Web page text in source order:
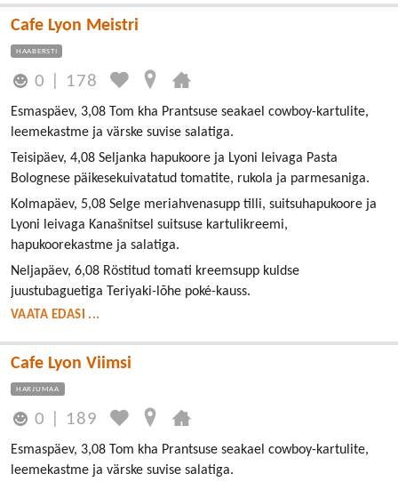
Cafe Lyon Meistri
HAABERSTI
0 178
Esmaspäev, 3,08 Tom kha Prantsuse seakael cowboy-kartulite,
leemekastme ja värske suvise salatiga.
Teisipäev, 4,08 Seljanka hapukoore ja Lyoni leivaga Pasta
Bolognese päikesekuivatatud tomatite, rukola ja parmesaniga.
Kolmapäev, 5,08 Selge meriahvenasupp tilli, suitsuhapukoore ja
Lyoni leivaga Kanašnitsel suitsuse kartulikreemi,
hapukoorekastme ja salatiga.
Neljapäev, 6,08 Röstitud tomati kreemsupp kuldse
juustubaguetiga Teriyaki-lõhe poké-kauss.
VAATA EDASI ...
Cafe Lyon Viimsi
HARJUMAA
0 189
Esmaspäev, 3,08 Tom kha Prantsuse seakael cowboy-kartulite,
leemekastme ja värske suvise salatiga.